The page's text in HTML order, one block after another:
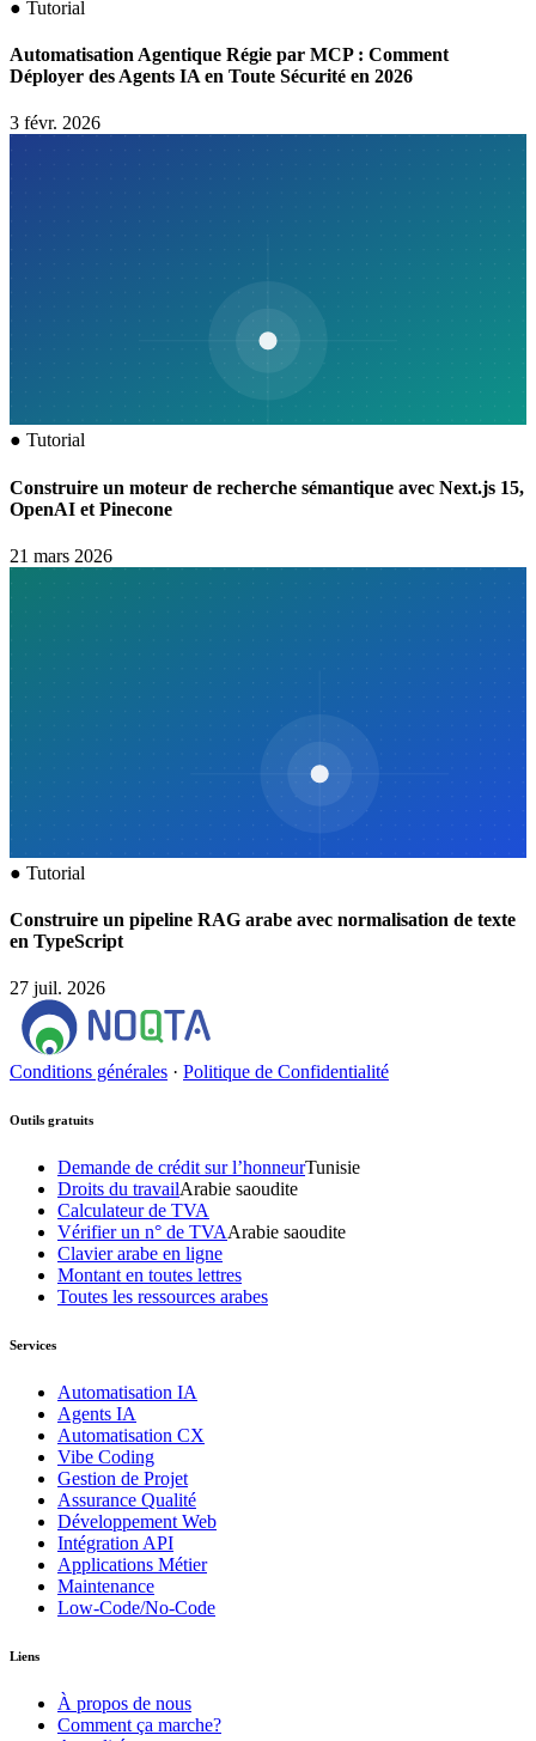
● Tutorial
Automatisation Agentique Régie par MCP : Comment
Déployer des Agents IA en Toute Sécurité en 2026
3 févr. 2026
● Tutorial
Construire un moteur de recherche sémantique avec Next.js 15,
OpenAI et Pinecone
21 mars 2026
● Tutorial
Construire un pipeline RAG arabe avec normalisation de texte
en TypeScript
27 juil. 2026
Conditions générales · Politique de Confidentialité
Outils gratuits
Demande de crédit sur l’honneurTunisie
Droits du travailArabie saoudite
Calculateur de TVA
Vérifier un n° de TVAArabie saoudite
Clavier arabe en ligne
Montant en toutes lettres
Toutes les ressources arabes
Services
Automatisation IA
Agents IA
Automatisation CX
Vibe Coding
Gestion de Projet
Assurance Qualité
Développement Web
Intégration API
Applications Métier
Maintenance
Low-Code/No-Code
Liens
À propos de nous
Comment ça marche?